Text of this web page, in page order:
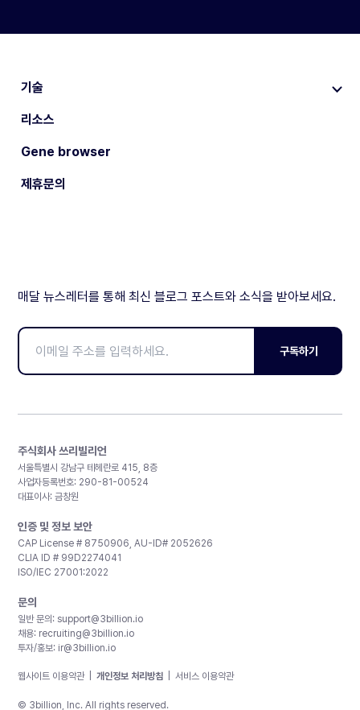
기술
리소스
Gene browser
제휴문의
매달 뉴스레터를 통해 최신 블로그 포스트와 소식을 받아보세요.
구독하기
주식회사 쓰리빌리언
서울특별시 강남구 테헤란로 415, 8층
사업자등록번호: 290-81-00524
대표이사: 금창원
인증 및 정보 보안
CAP License # 8750906, AU-ID# 2052626
CLIA ID # 99D2274041
ISO/IEC 27001:2022
문의
일반 문의: support@3billion.io
채용: recruiting@3billion.io
투자/홍보: ir@3billion.io
웹사이트 이용약관 개인정보 처리방침 서비스 이용약관
© 3billion, Inc. All rights reserved.